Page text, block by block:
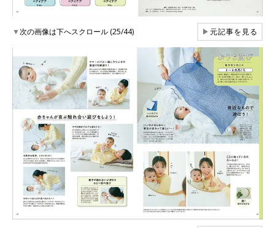
▼次の画像は下へスクロール (25/44) ▶元記事を見る